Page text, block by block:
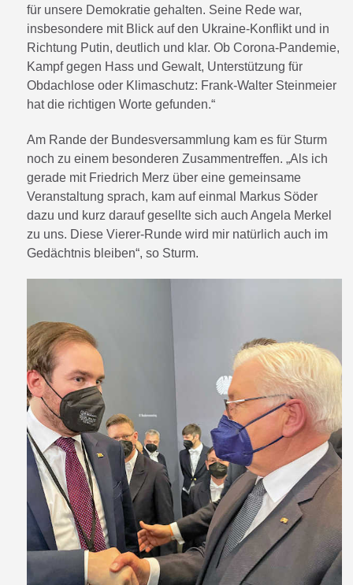
für unsere Demokratie gehalten. Seine Rede war,
insbesondere mit Blick auf den Ukraine-Konflikt und in
Richtung Putin, deutlich und klar. Ob Corona-Pandemie,
Kampf gegen Hass und Gewalt, Unterstützung für
Obdachlose oder Klimaschutz: Frank-Walter Steinmeier
hat die richtigen Worte gefunden.“
Am Rande der Bundesversammlung kam es für Sturm
noch zu einem besonderen Zusammentreffen. „Als ich
gerade mit Friedrich Merz über eine gemeinsame
Veranstaltung sprach, kam auf einmal Markus Söder
dazu und kurz darauf gesellte sich auch Angela Merkel
zu uns. Diese Vierer-Runde wird mir natürlich auch im
Gedächtnis bleiben“, so Sturm.